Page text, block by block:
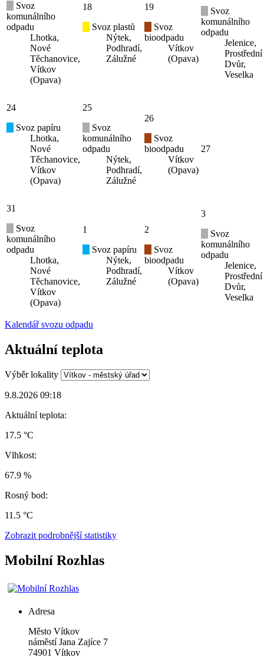
Svoz
komunálního
odpadu
Lhotka,
Nové
Těchanovice,
Vítkov
(Opava)
18
Svoz plastů
Nýtek,
Podhradí,
Zálužné
19
Svoz
bioodpadu
Vítkov
(Opava)
Svoz
komunálního
odpadu
Jelenice,
Prostřední
Dvůr,
Veselka
24
Svoz papíru
Lhotka,
Nové
Těchanovice,
Vítkov
(Opava)
25
Svoz
komunálního
odpadu
Nýtek,
Podhradí,
Zálužné
26
Svoz
bioodpadu
Vítkov
(Opava)
27
31
Svoz
komunálního
odpadu
Lhotka,
Nové
Těchanovice,
Vítkov
(Opava)
1
Svoz papíru
Nýtek,
Podhradí,
Zálužné
2
Svoz
bioodpadu
Vítkov
(Opava)
3
Svoz
komunálního
odpadu
Jelenice,
Prostřední
Dvůr,
Veselka
Kalendář svozu odpadu
Aktuální teplota
Výběr lokality
9.8.2026 09:18
Aktuální teplota:
17.5 °C
Vlhkost:
67.9 %
Rosný bod:
11.5 °C
Zobrazit podrobnější statistiky
Mobilní Rozhlas
Adresa
Město Vítkov
náměstí Jana Zajíce 7
74901 Vítkov